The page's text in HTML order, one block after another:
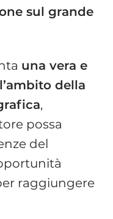
sul grande
una vera e
della
,
possa
del
raggiungere